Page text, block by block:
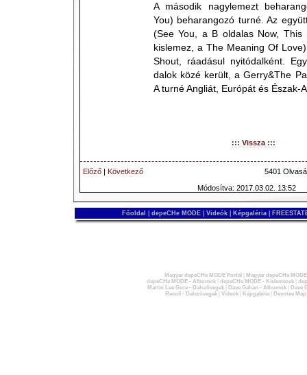
A második nagylemezt
You) beharangozó turné. Az
(See You, a B oldalas Now,
kislemez, a The Meaning Of
Shout, ráadásul nyitódalként.
dalok közé került, a Gerry&The
A turné Angliát, Európát és Észak-
::: Vissza :::
Előző | Következő
5401
Módosítva: 2017.03.02. 13:52
Főoldal depeCHe MODE Videók Képgaléria
Magyar depeCHe MODE Portál
Magyar depeCHe
depeCHe MODE - Albumok| depeCHe MODE - Kislemezek|
Martin Lee Gore - Dalszövegek| Dave Gahan - Albumok|
Dave
Recoil - Dalszövegek| Videók| Képgaléria| Devotee Map